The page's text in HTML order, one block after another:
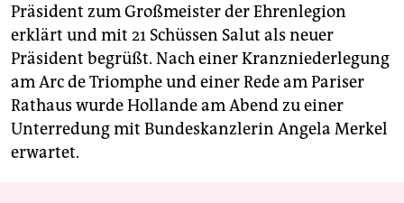
Präsident zum Großmeister der Ehrenlegion
erklärt und mit 21 Schüssen Salut als neuer
Präsident begrüßt. Nach einer Kranzniederlegung
am Arc de Triomphe und einer Rede am Pariser
Rathaus wurde Hollande am Abend zu einer
Unterredung mit Bundeskanzlerin Angela Merkel
erwartet.